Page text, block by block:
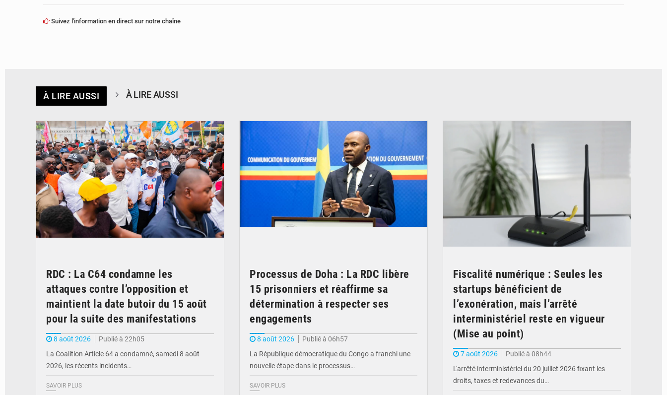
Suivez l'information en direct sur notre chaîne
À LIRE AUSSI À LIRE AUSSI
RDC : La C64 condamne les
attaques contre l’opposition et
maintient la date butoir du 15 août
pour la suite des manifestations
8 août 2026
Publié à 22h05
La Coalition Article 64 a condamné, samedi 8 août
2026, les récents incidents…
SAVOIR PLUS
Processus de Doha : La RDC libère
15 prisonniers et réaffirme sa
détermination à respecter ses
engagements
8 août 2026
Publié à 06h57
La République démocratique du Congo a franchi une
nouvelle étape dans le processus…
SAVOIR PLUS
Fiscalité numérique : Seules les
startups bénéficient de
l’exonération, mais l’arrêté
interministériel reste en vigueur
(Mise au point)
7 août 2026
Publié à 08h44
L'arrêté interministériel du 20 juillet 2026 fixant les
droits, taxes et redevances du…